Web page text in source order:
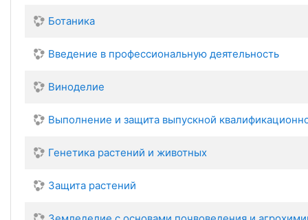
Ботаника
Введение в профессиональную деятельность
Виноделие
Выполнение и защита выпускной
Генетика растений и животных
Защита растений